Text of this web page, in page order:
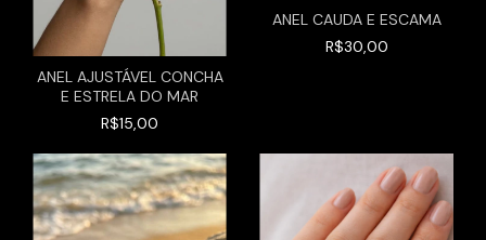
ANEL AJUSTÁVEL CONCHA
E ESTRELA DO MAR
R$15,00
ANEL CAUDA E ESCAMA
R$30,00